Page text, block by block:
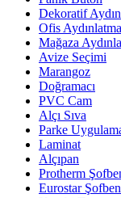
Dekoratif
Ofis Aydınlatma
Mağaza
Avize Seçimi
Marangoz
Doğramacı
PVC Cam
Alçı Sıva
Parke
Laminat
Alçıpan
Protherm
Eurostar Şofben